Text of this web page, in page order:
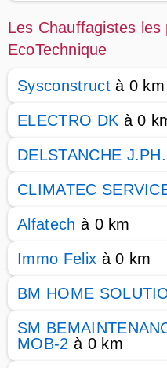
Les Chauffagistes les
EcoTechnique
Sysconstructà 0 km
ELECTRO DK à 0
DELSTANCHE J.PH.
CLIMATEC
Alfatech à 0 km
Immo Felix à 0 km
BM HOME
SM
MOB-2 à 0 km